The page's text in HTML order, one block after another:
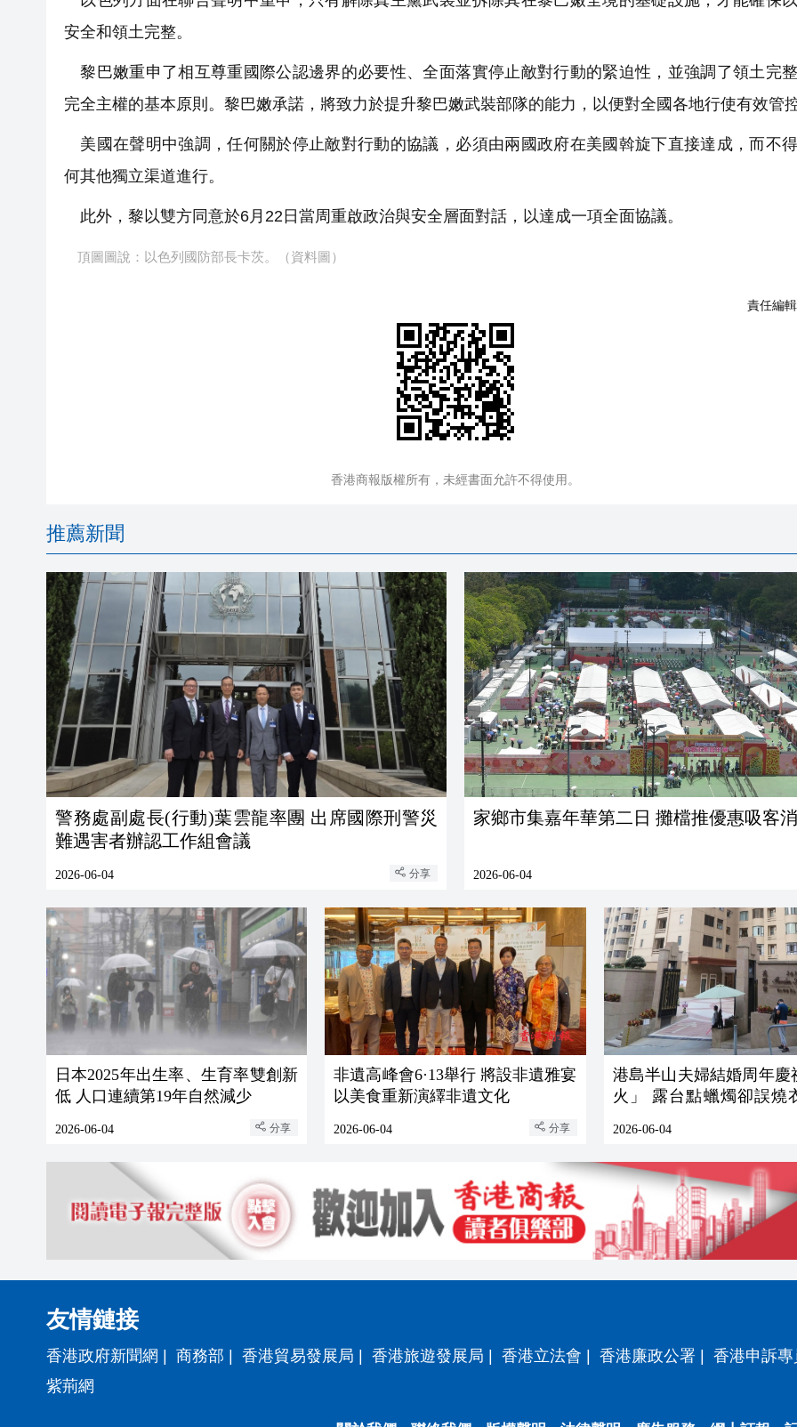
安全和領土完整。
黎巴嫩重申了相互尊重國際公認邊界的必要性、全面落實停止敵對行動的緊迫性，並強調了領土完
完全主權的基本原則。黎巴嫩承諾，將致力於提升黎巴嫩武裝部隊的能力，以便對全國各地行使有效管控
美國在聲明中強調，任何關於停止敵對行動的協議，必須由兩國政府在美國斡旋下直接達成，而不
何其他獨立渠道進行。
此外，黎以雙方同意於6月22日當周重啟政治與安全層面對話，以達成一項全面協議。
頂圖圖說：以色列國防部長卡茨。（資料圖）
責任編輯
香港商報版權所有，未經書面允許不得使用。
推薦新聞
警務處副處長(行動)葉雲龍率團 出席國際刑警災
難遇害者辦認工作組會議
2026-06-04 分享
家鄉市集嘉年華第二日 攤檔推優惠吸客
2026-06-04
日本2025年出生率、生育率雙創新
低 人口連續第19年自然減少
2026-06-04 分享
非遺高峰會6·13舉行 將設非遺雅宴
以美食重新演繹非遺文化
2026-06-04 分享
港島半山夫婦結婚周年慶
火」 露台點蠟燭卻誤燒
2026-06-04
友情鏈接
香港政府新聞網 商務部 香港貿易發展局 香港旅遊發展局 香港立法會 香港廉政公署 香港申訴
紫荊網